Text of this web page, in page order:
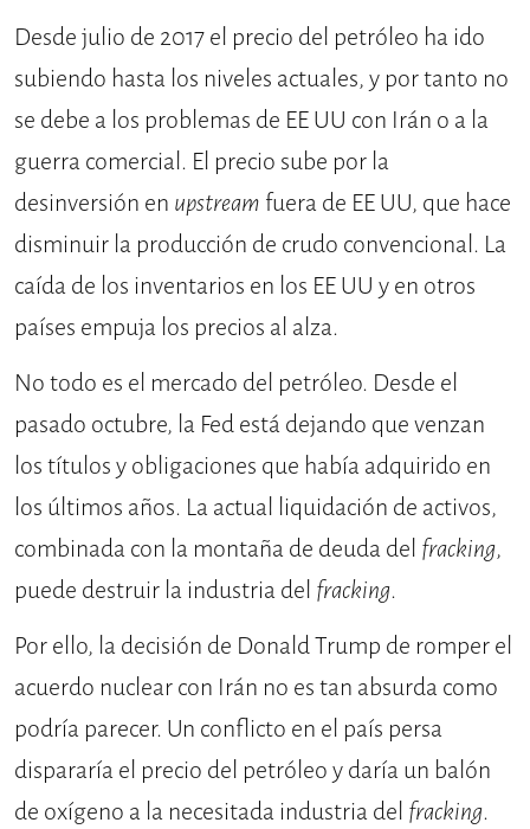
Desde julio de 2017 el precio del petróleo ha ido
subiendo hasta los niveles actuales, y por tanto no
se debe a los problemas de EE UU con Irán o a la
guerra comercial. El precio sube por la
desinversión en upstream fuera de EE UU, que hace
disminuir la producción de crudo convencional. La
caída de los inventarios en los EE UU y en otros
países empuja los precios al alza.
No todo es el mercado del petróleo. Desde el
pasado octubre, la Fed está dejando que venzan
los títulos y obligaciones que había adquirido en
los últimos años. La actual liquidación de activos,
combinada con la montaña de deuda del fracking,
puede destruir la industria del fracking.
Por ello, la decisión de Donald Trump de romper el
acuerdo nuclear con Irán no es tan absurda como
podría parecer. Un conflicto en el país persa
dispararía el precio del petróleo y daría un balón
de oxígeno a la necesitada industria del fracking.